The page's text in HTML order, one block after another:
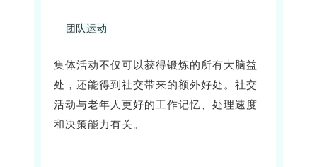
团队运动
集体活动不仅可以获得锻炼的所有大脑益
处，还能得到社交带来的额外好处。社交
活动与老年人更好的工作记忆、处理速度
和决策能力有关。